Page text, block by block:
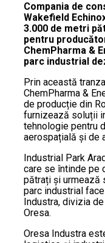
Compania de
Wakefield
3.000 de metri
pentru
ChemPharma &
parc industrial
Prin această
ChemPharma &
de producție din
furnizează soluții
tehnologie pentru
aerospațială și de
Industrial Park
care se întinde pe
pătrați și urmează
parc industrial
Industra, divizia
Oresa.
Oresa Industra